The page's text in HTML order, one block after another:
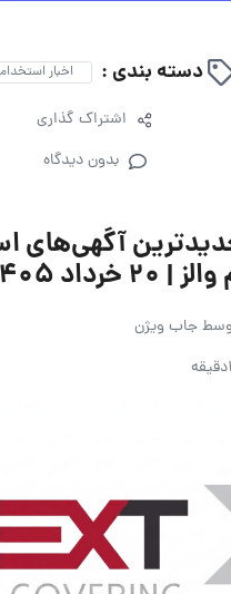
دسته بندی : اخبار
اشتراک گذاری
بدون دیدگاه
آگهی‌های
۱۴۰۵
جاب ویژن